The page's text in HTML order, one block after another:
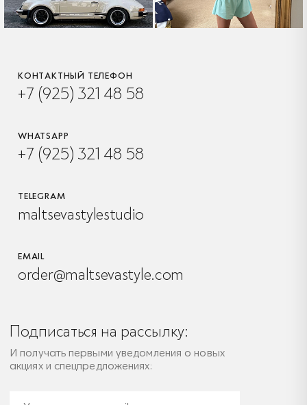
КОНТАКТНЫЙ ТЕЛЕФОН
+7 (925) 321 48 58
WHATSAPP
+7 (925) 321 48 58
TELEGRAM
maltsevastylestudio
EMAIL
order@maltsevastyle.com
Подписаться на рассылку:
И получать первыми уведомления о новых
акциях и спецпредложениях: